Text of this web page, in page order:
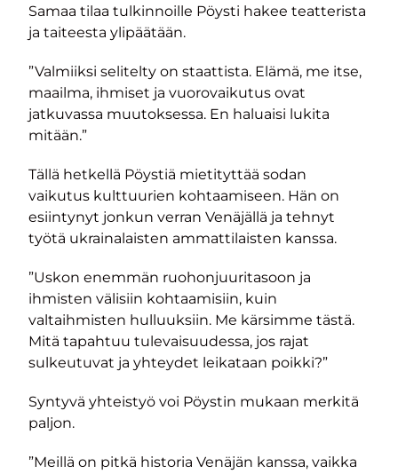
Samaa tilaa tulkinnoille Pöysti hakee teatterista
ja taiteesta ylipäätään.
”Valmiiksi selitelty on staattista. Elämä, me itse,
maailma, ihmiset ja vuorovaikutus ovat
jatkuvassa muutoksessa. En haluaisi lukita
mitään.”
Tällä hetkellä Pöystiä mietityttää sodan
vaikutus kulttuurien kohtaamiseen. Hän on
esiintynyt jonkun verran Venäjällä ja tehnyt
työtä ukrainalaisten ammattilaisten kanssa.
”Uskon enemmän ruohonjuuritasoon ja
ihmisten välisiin kohtaamisiin, kuin
valtaihmisten hulluuksiin. Me kärsimme tästä.
Mitä tapahtuu tulevaisuudessa, jos rajat
sulkeutuvat ja yhteydet leikataan poikki?”
Syntyvä yhteistyö voi Pöystin mukaan merkitä
paljon.
”Meillä on pitkä historia Venäjän kanssa, vaikka